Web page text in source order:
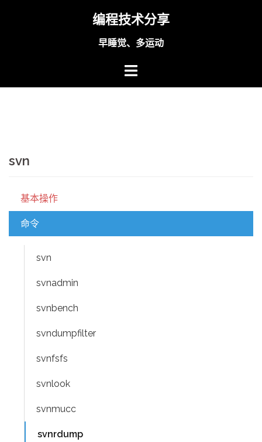
编程技术分享
早睡觉、多运动
svn
基本操作
命令
svn
svnadmin
svnbench
svndumpfilter
svnfsfs
svnlook
svnmucc
svnrdump